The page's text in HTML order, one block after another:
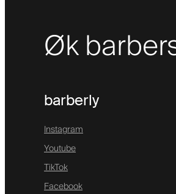
Øk
barberly
Instagram
Youtube
TikTok
Facebook